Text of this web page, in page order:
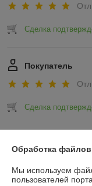
Сделка
Покупатель
Сделка
О нас
Обработка
Мы используем
пользователей